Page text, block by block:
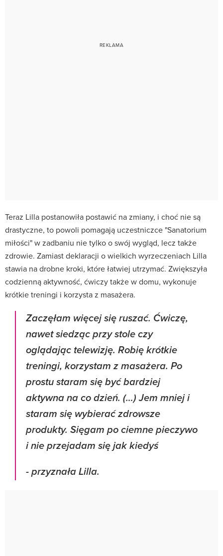
Teraz Lilla postanowiła postawić na zmiany, i choć nie są
drastyczne, to powoli pomagają uczestniczce "Sanatorium
miłości" w zadbaniu nie tylko o swój wygląd, lecz także
zdrowie. Zamiast deklaracji o wielkich wyrzeczeniach Lilla
stawia na drobne kroki, które łatwiej utrzymać. Zwiększyła
codzienną aktywność, ćwiczy także w domu, wykonuje
krótkie treningi i korzysta z masażera.
Zaczęłam więcej się ruszać. Ćwiczę,
nawet siedząc przy stole czy
oglądając telewizję. Robię krótkie
treningi, korzystam z masażera. Po
prostu staram się być bardziej
aktywna na co dzień. (…) Jem mniej i
staram się wybierać zdrowsze
produkty. Sięgam po ciemne pieczywo
i nie przejadam się jak kiedyś
- przyznała Lilla.